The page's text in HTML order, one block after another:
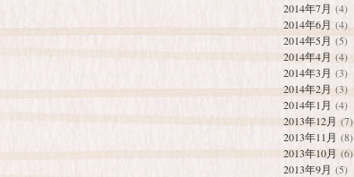
2014年7月 (4)
2014年6月 (4)
2014年5月 (5)
2014年4月 (4)
2014年3月 (3)
2014年2月(3)
2014年1月 (4)
2013年12月 (7)
2013年11月 (8)
2013年10月 (6)
2013年9月 (5)